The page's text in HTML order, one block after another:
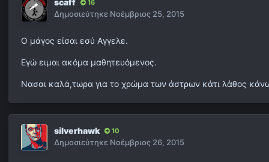
scaff 16
Δημοσιεύτηκε Νοέμβριος 25, 2015
Ο μάγος είσαι εσύ Αγγελε.
Εγώ ειμαι ακόμα μαθητευόμενος.
Νασαι καλά,τωρα για το χρώμα των άστρων κάτι λάθος
silverhawk 10
Δημοσιεύτηκε Νοέμβριος 26, 2015